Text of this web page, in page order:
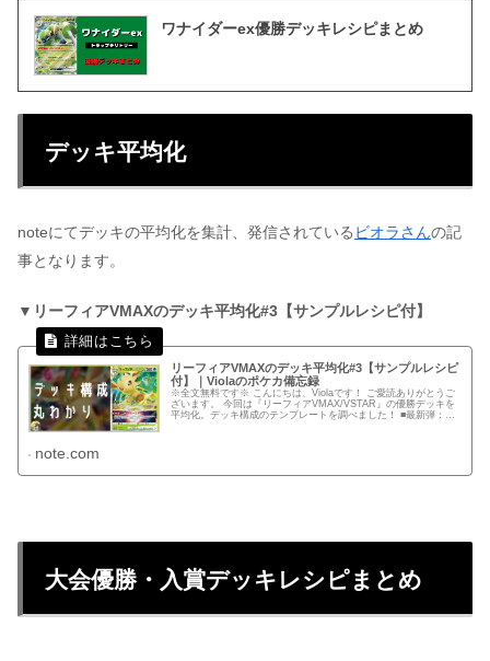
ワナイダーex優勝デッキレシピまとめ
デッキ平均化
noteにてデッキの平均化を集計、発信されている ビオラさんの記
事となります。
▼リーフィアVMAXのデッキ平均化#3【サンプルレシピ付】
リーフィアVMAXのデッキ平均化#3【サンプルレシピ
付】｜Violaのポケカ備忘録
※全文無料です※ こんにちは、Violaです！ ご愛読ありがとうご
ざいます。 今回は『リーフィアVMAX/VSTAR』の優勝デッキを
平均化。デッキ構成のテンプレートを調べました！ ■最新弾：ス
note.com
大会優勝・入賞デッキレシピまとめ